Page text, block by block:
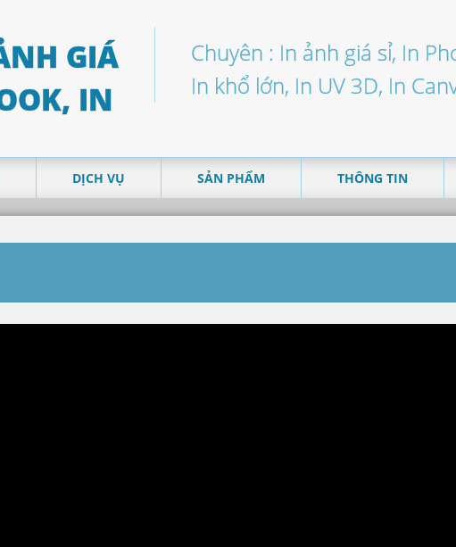
Chuyên : In ảnh giá sỉ, In
In khổ lớn, In UV 3D, In
DỊCH VỤ SẢN PHẨM THÔNG TIN